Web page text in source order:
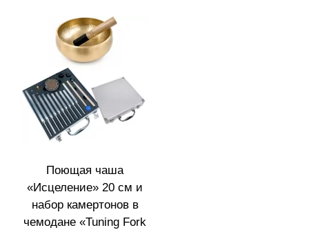
Поющая чаша
«Исцеление» 20 см и
набор камертонов в
чемодане «Tuning Fork